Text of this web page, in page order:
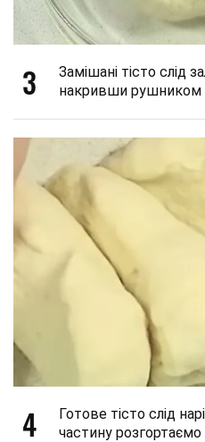
3
Замішані тісто слід
накривши рушником
4
Готове тісто слід
частину